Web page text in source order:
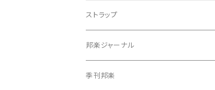
指すり
つぼシール
撥皮・撥皮のり
ストラップ
邦楽ジャーナル
季刊邦楽